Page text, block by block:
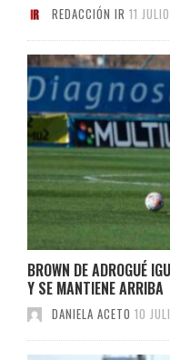
REDACCIÓN IR 11
BROWN DE ADROGUÉ
Y SE MANTIENE ARRIBA
DANIELA ACETO 10